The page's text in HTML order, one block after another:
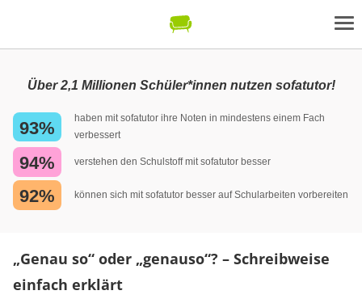
Über 2,1 Millionen Schüler*innen nutzen sofatutor!
93%
haben mit sofatutor ihre Noten in mindestens einem Fach
verbessert
94% verstehen den Schulstoff mit sofatutor besser
92% können sich mit sofatutor besser auf Schularbeiten vorbereiten
„Genau so“ oder „genauso“? – Schreibweise
einfach erklärt